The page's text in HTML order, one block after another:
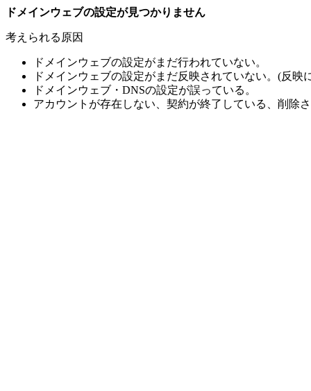
ドメインウェブの設定が見つかりません
考えられる原因
ドメインウェブの設定がまだ行われていない。
ドメインウェブの設定がまだ反映されていない。(反
ドメインウェブ・DNSの設定が誤っている。
アカウントが存在しない、契約が終了している、削除